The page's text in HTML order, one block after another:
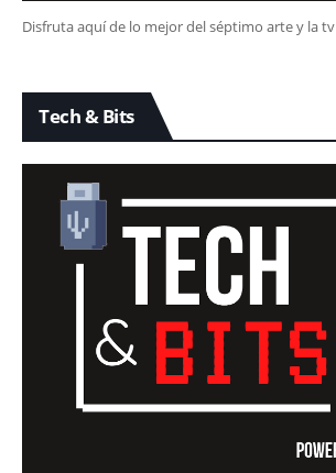
Disfruta aquí de lo mejor del séptimo arte y la tv
Tech & Bits